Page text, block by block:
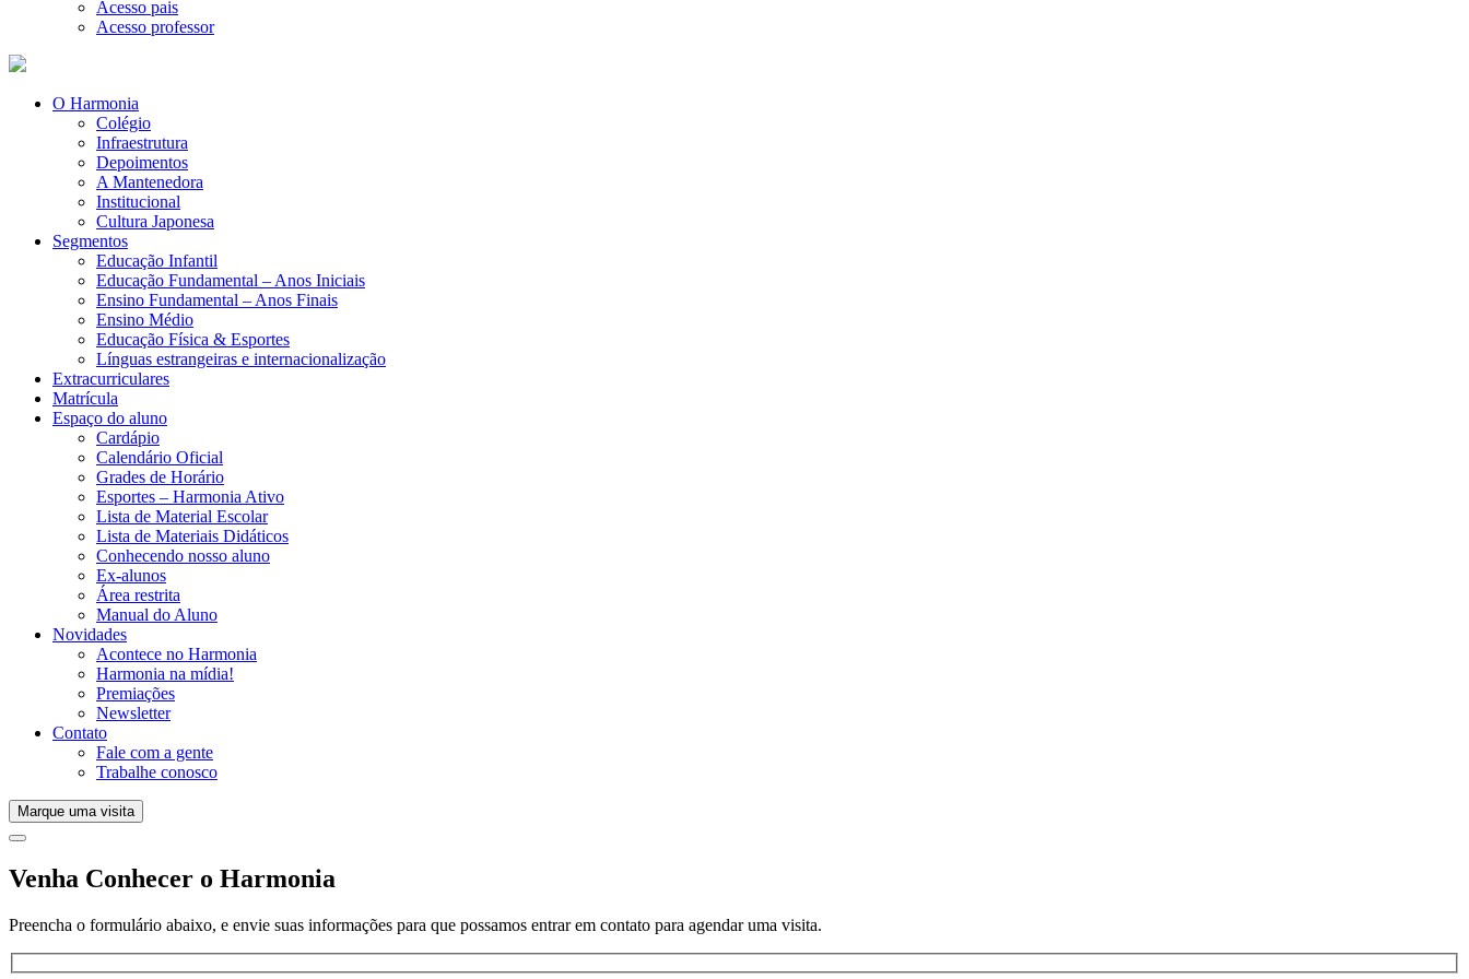
Acesso pais
Acesso professor
O Harmonia
Colégio
Infraestrutura
Depoimentos
A Mantenedora
Institucional
Cultura Japonesa
Segmentos
Educação Infantil
Educação Fundamental – Anos Iniciais
Ensino Fundamental – Anos Finais
Ensino Médio
Educação Física & Esportes
Línguas estrangeiras e internacionalização
Extracurriculares
Matrícula
Espaço do aluno
Cardápio
Calendário Oficial
Grades de Horário
Esportes – Harmonia Ativo
Lista de Material Escolar
Lista de Materiais Didáticos
Conhecendo nosso aluno
Ex-alunos
Área restrita
Manual do Aluno
Novidades
Acontece no Harmonia
Harmonia na mídia!
Premiações
Newsletter
Contato
Fale com a gente
Trabalhe conosco
Marque uma visita
Venha Conhecer o Harmonia
Preencha o formulário abaixo, e envie suas informações para que possamos entrar em contato para agendar uma visita.